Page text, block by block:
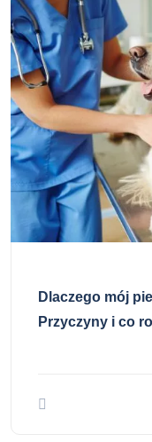
Dlaczego mój
Przyczyny i co